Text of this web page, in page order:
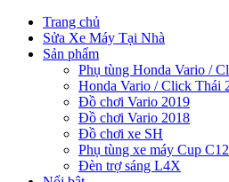
Trang chủ
Sửa Xe Máy Tại Nhà
Sản phẩm
Phụ tùng Honda Vario /
Honda Vario / Click Thái
Đồ chơi Vario 2019
Đồ chơi Vario 2018
Đồ chơi xe SH
Phụ tùng xe máy Cup
Đèn trợ sáng L4X